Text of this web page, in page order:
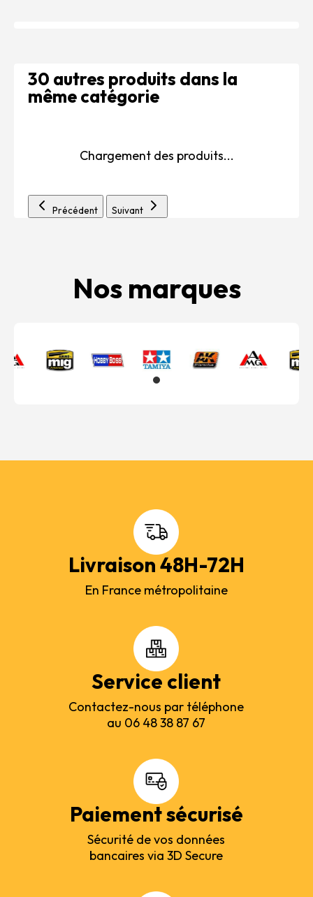
30 autres produits dans la
même catégorie
Chargement des produits...
Précédent Suivant
Nos marques
Livraison 48H-72H
En France métropolitaine
Service client
Contactez-nous par téléphone
au 06 48 38 87 67
Paiement sécurisé
Sécurité de vos données
bancaires via 3D Secure